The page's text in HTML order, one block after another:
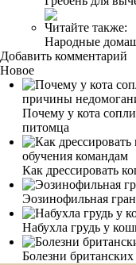
Читайте также:
Народные
Добавить комментарий
Новое
Почему у кота
питомца
Как дрессировать
Эозинофильная
Набухла грудь у
Болезни британских